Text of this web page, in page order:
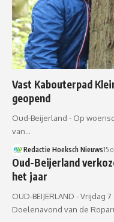
Vast Kabouterpad
geopend
Oud-Beijerland - Op
van…
Redactie Hoeksch Nieuws15
Oud-Beijerland
het jaar
OUD-BEIJERLAND -
Doelenavond van de